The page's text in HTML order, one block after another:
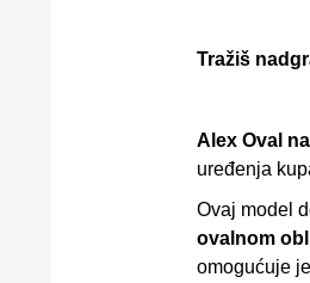
Tražiš
Alex Oval
uređenja
Ovaj model
ovalnom
omogućuje